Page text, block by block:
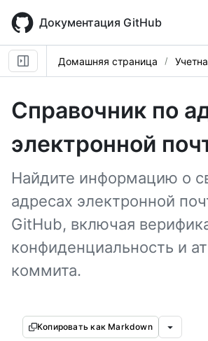
main
content
Документация GitHub
Домашняя страница
Справочник по
электронной
Найдите информацию о
адресах электронной
GitHub, включая
конфиденциальность и
коммита.
Копировать как Markdown